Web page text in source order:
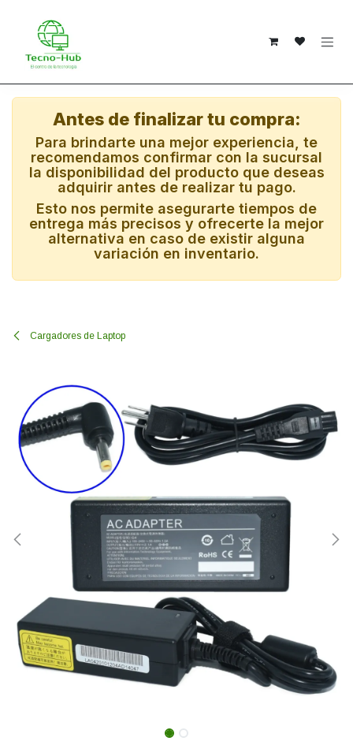
Antes de finalizar tu compra:
Para brindarte una mejor experiencia, te
recomendamos confirmar con la sucursal
la disponibilidad del producto que deseas
adquirir antes de realizar tu pago.
Esto nos permite asegurarte tiempos de
entrega más precisos y ofrecerte la mejor
alternativa en caso de existir alguna
variación en inventario.
Cargadores de Laptop